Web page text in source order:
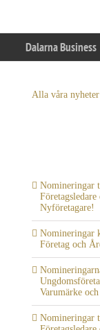
Dalarna Business
Alla våra nyheter
Nomineringar
Nyföretagare!
Nomineringar
Företag och
Varumärke
Nomineringar